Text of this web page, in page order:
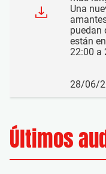
Una
puedan
están
22:00 a
28/06/
Últimos